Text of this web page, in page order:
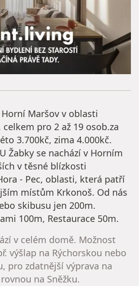
Maršov v oblasti
pro 2 až 19 osob.za
3.700kč, zima 4.000kč.
Žabky se nachází v Horním
v těsné blízkosti
- Pec, oblasti, která patří
místům Krkonoš. Od nás
skibusu jen 200m.
100m, Restaurace 50m.
v celém domě. Možnost
výšlap na Rýchorskou nebo
pro zdatnější výprava na
na Sněžku.